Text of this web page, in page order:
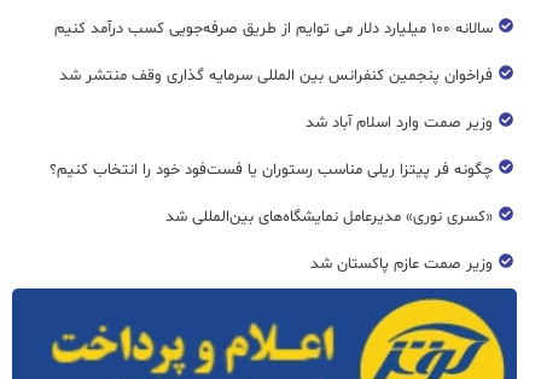
سالانه ۱۰۰ میلیارد دلار می توایم از طریق صرفه‌جویی کسب درآمد کنیم
فراخوان پنجمین کنفرانس بین المللی سرمایه گذاری وقف منتشر شد
وزیر صمت وارد اسلام آباد شد
چگونه فر پیتزا ریلی مناسب رستوران یا فست‌فود خود را انتخاب کنیم؟
«کسری نوری» مدیرعامل نمایشگاه‌های بین‌المللی شد
وزیر صمت عازم پاکستان شد